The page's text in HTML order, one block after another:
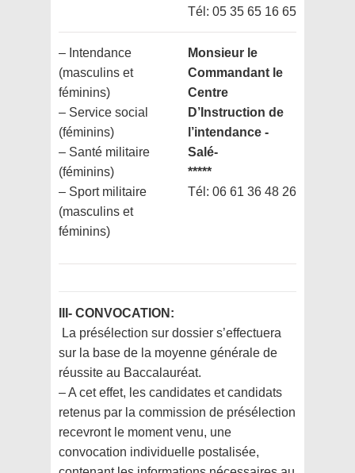
Tél: 05 35 65 16 65
– Intendance
(masculins et
féminins)
– Service social
(féminins)
– Santé militaire
(féminins)
– Sport militaire
(masculins et
féminins)
Monsieur le
Commandant le
Centre
D’Instruction de
l’intendance -
Salé-
*****
Tél: 06 61 36 48 26
III- CONVOCATION:
La présélection sur dossier s’effectuera
sur la base de la moyenne générale de
réussite au Baccalauréat.
– A cet effet, les candidates et candidats
retenus par la commission de présélection
recevront le moment venu, une
convocation individuelle postalisée,